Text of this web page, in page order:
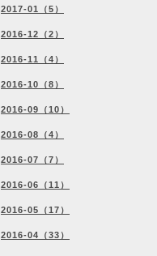
2017-01（5）
2016-12（2）
2016-11（4）
2016-10（8）
2016-09（10）
2016-08（4）
2016-07（7）
2016-06（11）
2016-05（17）
2016-04（33）